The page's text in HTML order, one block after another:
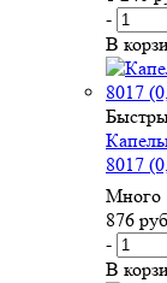
-
В
8017
Много
876
-
В